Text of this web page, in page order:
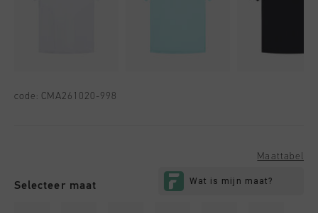
code: CMA261020-998
Selecteer maat
Maattabel